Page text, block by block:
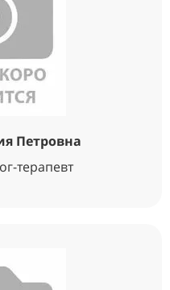
Петровна
терапевт